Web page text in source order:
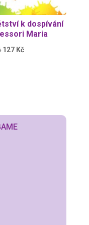
k dospívání
Maria
Původní
127 KčAktuální